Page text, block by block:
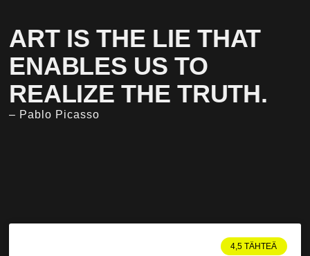
ART IS THE LIE THAT
ENABLES US TO
REALIZE THE TRUTH.
– Pablo Picasso
4,5 TÄHTEÄ